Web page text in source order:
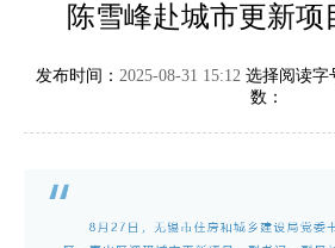
陈雪峰赴城市更新项
发布时间： 2025-08-31 15:12 选择阅读字
数：